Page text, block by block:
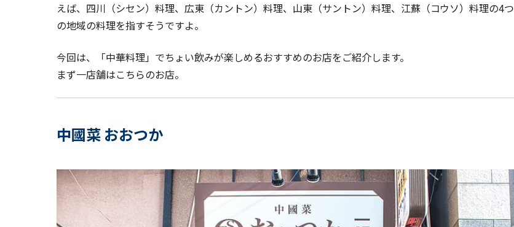
えば、四川（シセン）料理、広東（カントン）料理、山東（サントン）料理、江蘇（コウソ）料理の4つ
の地域の料理を指すそうですよ。
今回は、「中華料理」でちょい飲みが楽しめるおすすめのお店をご紹介します。
まず一店舗はこちらのお店。
中國菜 おおつか